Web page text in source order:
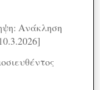
Ανάκληση